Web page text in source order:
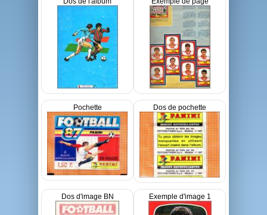
Pochette Dos de pochette
Dos d'image BN Exemple d'image 1